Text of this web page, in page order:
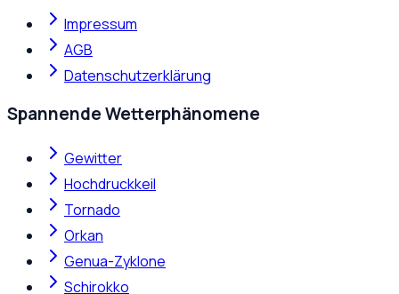
Impressum
AGB
Datenschutzerklärung
Spannende Wetterphänomene
Gewitter
Hochdruckkeil
Tornado
Orkan
Genua-Zyklone
Schirokko